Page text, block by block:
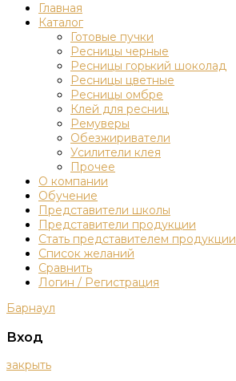
Главная
Каталог
Готовые пучки
Ресницы черные
Ресницы горький шоколад
Ресницы цветные
Ресницы омбре
Клей для ресниц
Ремуверы
Обезжириватели
Усилители клея
Прочее
О компании
Обучение
Представители школы
Представители продукции
Стать представителем продукции
Список желаний
Сравнить
Логин / Регистрация
Барнаул
Вход
закрыть